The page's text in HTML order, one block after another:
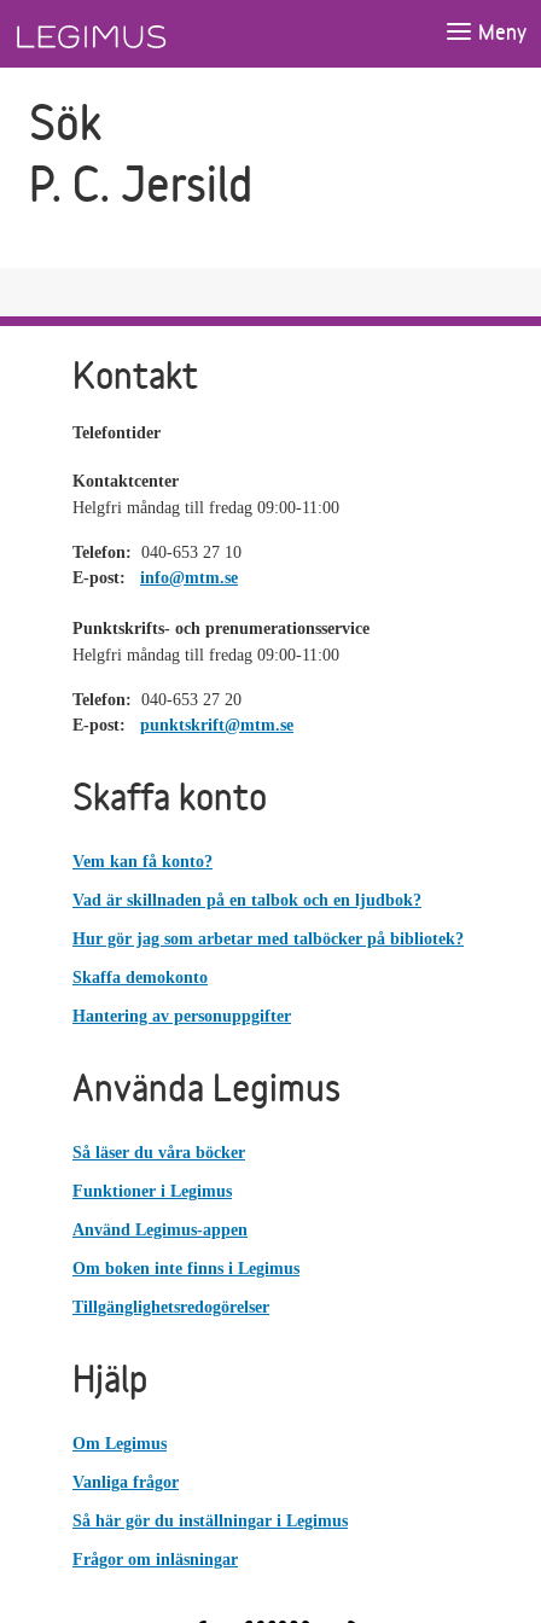
Meny
Sök
P. C. Jersild
Kontakt
Telefontider
Kontaktcenter
Helgfri måndag till fredag 09:00-11:00
Telefon: 040-653 27 10
E-post:
info@mtm.se
Punktskrifts- och prenumerationsservice
Helgfri måndag till fredag 09:00-11:00
Telefon: 040-653 27 20
E-post:
punktskrift@mtm.se
Skaffa konto
Vem kan få konto?
Vad är skillnaden på en talbok och en ljudbok?
Hur gör jag som arbetar med talböcker på bibliotek?
Skaffa demokonto
Hantering av personuppgifter
Använda Legimus
Så läser du våra böcker
Funktioner i Legimus
Använd Legimus-appen
Om boken inte finns i Legimus
Tillgänglighetsredogörelser
Hjälp
Om Legimus
Vanliga frågor
Så här gör du inställningar i Legimus
Frågor om inläsningar